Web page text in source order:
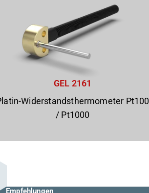
GEL 2161
Widerstandsthermometer Pt100
/ Pt1000
Empfehlungen